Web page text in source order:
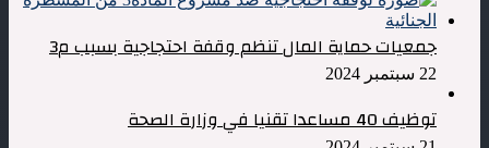
جمعيات حماية المال تنظم وقفة احتجاجية بسبب م3
22 سبتمبر 2024
توظيف 40 مساعدا تقنيا في وزارة الصحة